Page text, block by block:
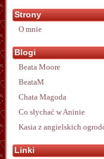
Strony
O mnie
Blogi
Beata Moore
BeataM
Chata Magoda
Co słychać w Aninie
Kasia z angielskich
Linki